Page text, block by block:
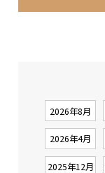
2026年8月
2026年4月
2025年12月